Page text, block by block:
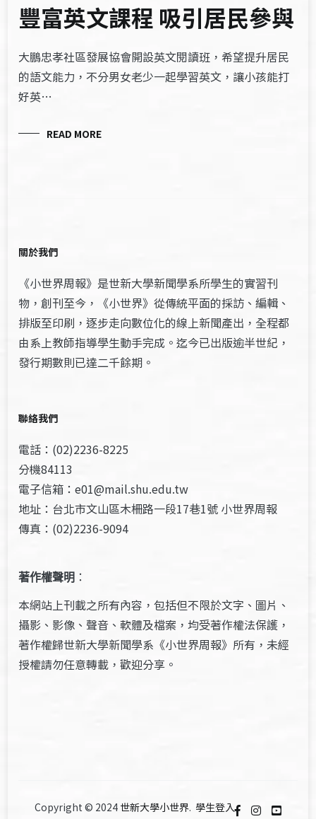
豐富英文課程 吸引居民參與
大鵬忠孝社區發展協會開設英文閱讀班，希望提升居民
的語文能力，不分男女老少一起學習英文，讓小孩能打
好英…
READ MORE
關於我們
《小世界周報》是世新大學新聞學系所學生的實習刊
物，創刊至今，《小世界》從傳統平面的採訪、編輯、
排版至印刷，逐步走向數位化的線上新聞產出，全程都
由系上教師指導學生動手完成。迄今已出版逾半世紀，
發行期數則已達二千餘期。
聯絡我們
電話：(02)2236-8225
分機84113
電子信箱：e01@mail.shu.edu.tw
地址：台北市文山區木柵路一段17巷1號 小世界周報
傳真：(02)2236-9094
著作權聲明 ：
本網站上刊載之所有內容，包括但不限於文字、圖片、
攝影、影像、聲音、軟體及檔案，均受著作權法保護，
著作權歸世新大學新聞學系《小世界周報》所有，未經
授權請勿任意轉載，歡迎分享。
Copyright © 2024 世新大學小世界. 學生登入